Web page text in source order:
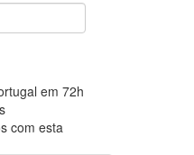
em 72h
com esta